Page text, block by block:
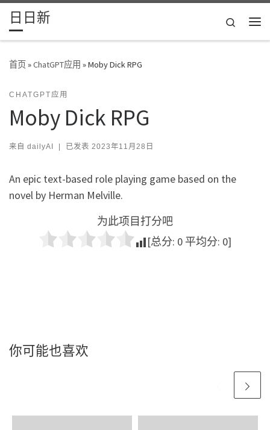
Skip to content
日日新
Search
首页»ChatGPT应用 »Moby Dick RPG
CHATGPT应用
Moby Dick RPG
来自 dailyAI | 已发表 2023年11月28日
An epic text-based role playing game based on the
novel by Herman Melville.
为此项目打分吧
[总分: 0 平均分: 0]
你可能也喜欢